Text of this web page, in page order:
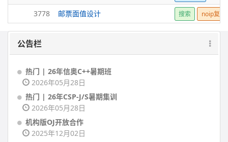
3778 邮票面值设计 搜索 noip复赛
公告栏
热门 | 26年信奥C++暑期班
2026年05月28日
热门 | 26年CSP-J/S暑期集训
2026年05月28日
机构版OJ开放合作
2025年12月02日